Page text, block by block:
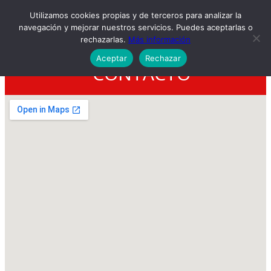
CONTACTO
Utilizamos cookies propias y de terceros para analizar la
navegación y mejorar nuestros servicios. Puedes aceptarlas o
rechazarlas. Más información
Aceptar
Rechazar